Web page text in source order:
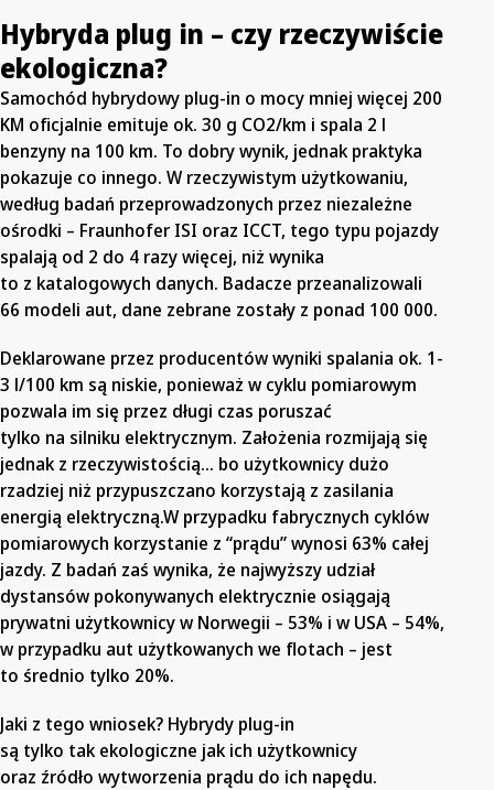
Hybryda plug in – czy rzeczywiście
ekologiczna?
Samochód hybrydowy plug-in o mocy mniej więcej 200
KM oficjalnie emituje ok. 30 g CO2/km i spala 2 l
benzyny na 100 km. To dobry wynik, jednak praktyka
pokazuje co innego. W rzeczywistym użytkowaniu,
według badań przeprowadzonych przez niezależne
ośrodki – Fraunhofer ISI oraz ICCT, tego typu pojazdy
spalają od 2 do 4 razy więcej, niż wynika
to z katalogowych danych. Badacze przeanalizowali
66 modeli aut, dane zebrane zostały z ponad 100 000.
Deklarowane przez producentów wyniki spalania ok. 1-
3 l/100 km są niskie, ponieważ w cyklu pomiarowym
pozwala im się przez długi czas poruszać
tylko na silniku elektrycznym. Założenia rozmijają się
jednak z rzeczywistością… bo użytkownicy dużo
rzadziej niż przypuszczano korzystają z zasilania
energią elektryczną.W przypadku fabrycznych cyklów
pomiarowych korzystanie z “prądu” wynosi 63% całej
jazdy. Z badań zaś wynika, że najwyższy udział
dystansów pokonywanych elektrycznie osiągają
prywatni użytkownicy w Norwegii – 53% i w USA – 54%,
w przypadku aut użytkowanych we flotach – jest
to średnio tylko 20%.
Jaki z tego wniosek? Hybrydy plug-in
są tylko tak ekologiczne jak ich użytkownicy
oraz źródło wytworzenia prądu do ich napędu.